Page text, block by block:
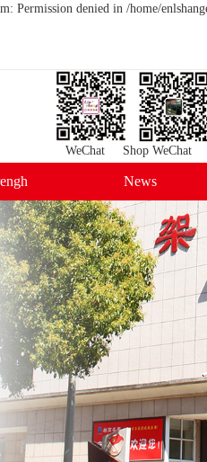
Permission denied in /home/
WeChat Shop WeChat
News